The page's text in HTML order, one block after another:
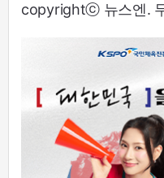
copyrightⓒ 뉴스엔.